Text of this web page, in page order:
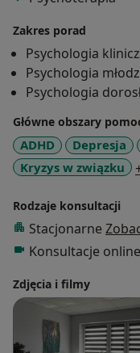
Zakres porad
Psychologia
Psychologia
Psychologia
Główne obszary
ADHD Depresja
Kryzys w związku
Rodzaje konsultacji
Stacjonarne
Konsultacje online
Zdjęcia i filmy